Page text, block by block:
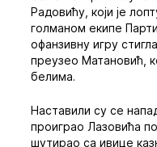
Радовићу, који је
голманом екипе
офанзивну игру
преузео Матановић,
белима.
Наставили су се
проиграо Лазовића
шутирао са ивице